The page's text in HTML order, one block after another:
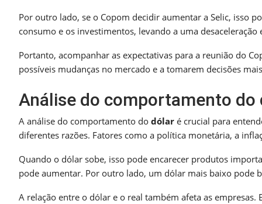
Por outro lado, se o Copom decidir aumentar a Selic, isso
consumo e os investimentos, levando a uma desaceleração
Portanto, acompanhar as expectativas para a reunião do
possíveis mudanças no mercado e a tomarem decisões
Análise do comportamento do
A análise do comportamento do dólar é crucial para
diferentes razões. Fatores como a política monetária, a
Quando o dólar sobe, isso pode encarecer produtos
pode aumentar. Por outro lado, um dólar mais baixo pode
A relação entre o dólar e o real também afeta as